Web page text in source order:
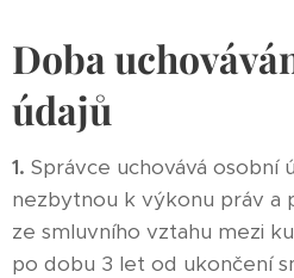
Doba
údajů
1. Správce uchovává osobní
nezbytnou k výkonu práv a
ze smluvního vztahu mezi
po dobu 3 let od ukončení